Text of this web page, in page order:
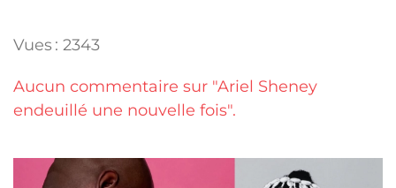
Vues : 2343
Aucun commentaire sur "Ariel Sheney
endeuillé une nouvelle fois".